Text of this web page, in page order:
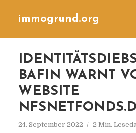
immogrund.org
BAFIN WARNT
WEBSITE
24. September 2022 2 Min.